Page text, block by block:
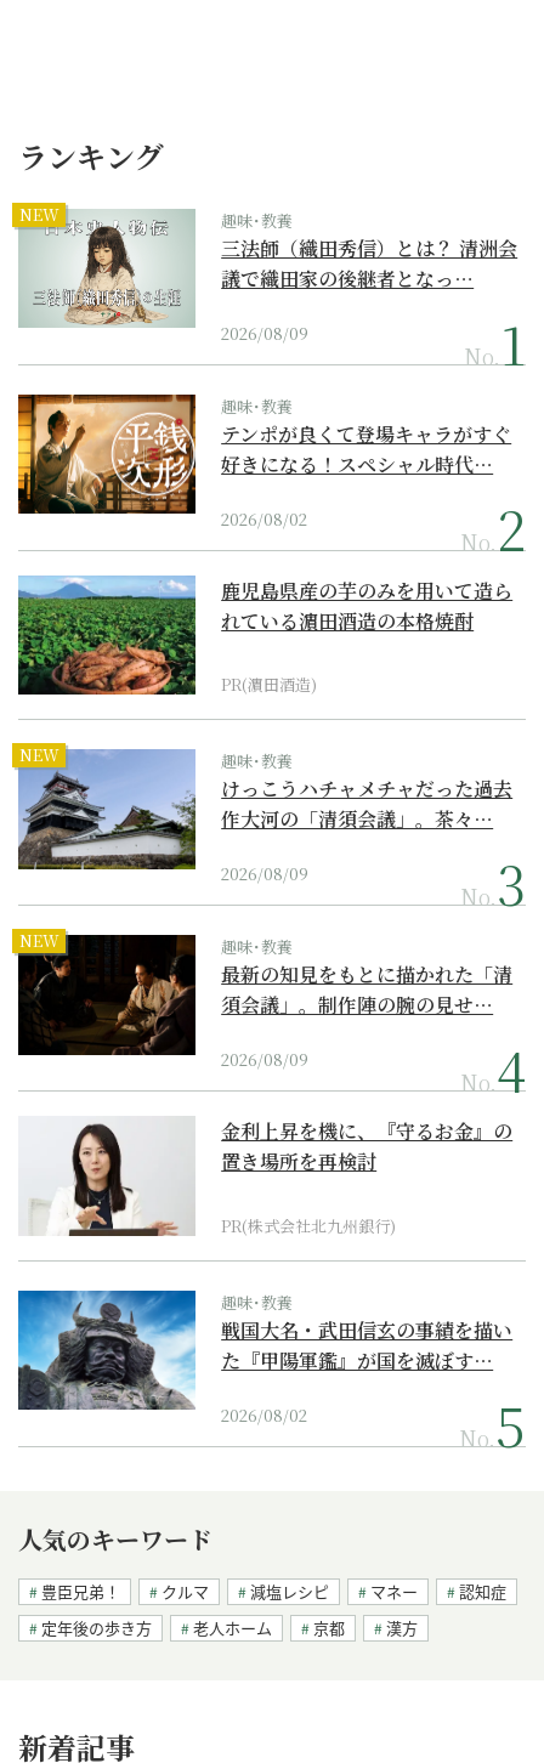
ランキング
NEW 趣味･教養
三法師（織田秀信）とは？ 清洲会
議で織田家の後継者となっ…
2026/08/09
No.
趣味･教養
テンポが良くて登場キャラがすぐ
好きになる！スペシャル時代…
2026/08/02
No.
鹿児島県産の芋のみを用いて造ら
れている濵田酒造の本格焼酎
PR(濵田酒造)
NEW 趣味･教養
けっこうハチャメチャだった過去
作大河の「清須会議」。茶々…
2026/08/09
No.
NEW 趣味･教養
最新の知見をもとに描かれた「清
須会議」。制作陣の腕の見せ…
2026/08/09
No.
金利上昇を機に、『守るお金』の
置き場所を再検討
PR(株式会社北九州銀行)
趣味･教養
戦国大名・武田信玄の事績を描い
た『甲陽軍鑑』が国を滅ぼす…
2026/08/02
No.
人気のキーワード
豊臣兄弟！ クルマ 減塩レシピ マネー
認知症
定年後の歩き方
老人ホーム 京都 漢方
新着記事